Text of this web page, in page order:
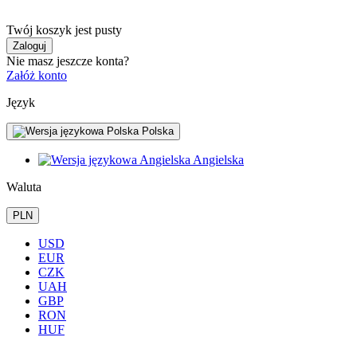
Twój koszyk jest pusty
Zaloguj
Nie masz jeszcze konta?
Załóż konto
Język
Polska
Angielska
Waluta
PLN
USD
EUR
CZK
UAH
GBP
RON
HUF